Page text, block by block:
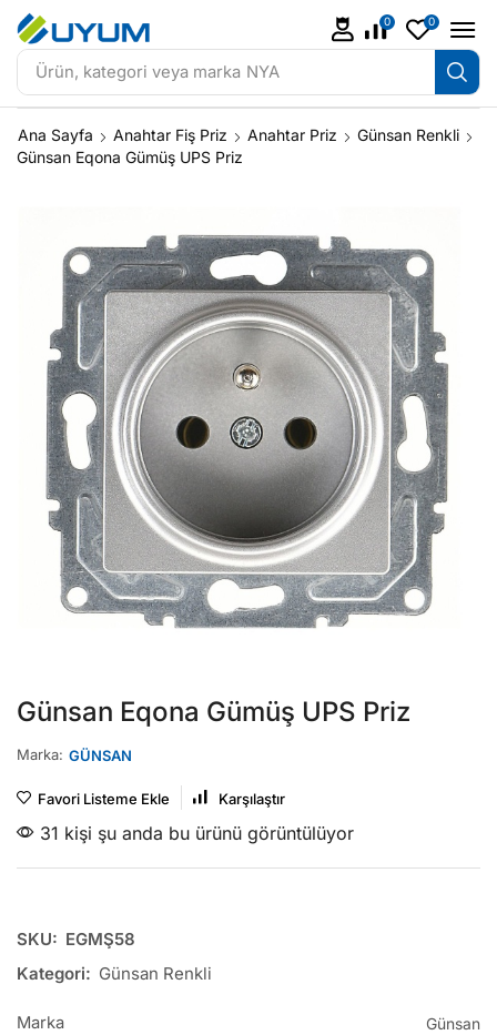
Ürün, kategori veya marka NYA
0 0
Ana Sayfa Anahtar Fiş Priz Anahtar Priz
Günsan Renkli
Günsan Eqona Gümüş UPS Priz
Günsan Eqona Gümüş UPS Priz
Marka: GÜNSAN
Favori Listeme Ekle Karşılaştır
31 kişi şu anda bu ürünü görüntülüyor
SKU: EGMŞ58
Kategori: Günsan Renkli
Marka Günsan